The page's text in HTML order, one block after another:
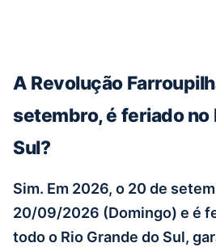
A Revolução
setembro, é feriado no
Sul?
Sim. Em 2026, o 20 de
20/09/2026 (Domingo) e é
todo o Rio Grande do Sul,